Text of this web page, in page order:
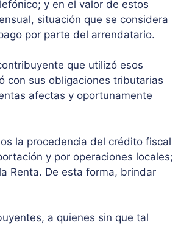
y en el valor de estos
situación que se considera
por parte del arrendatario.
que utilizó esos
con sus obligaciones tributarias
afectas y oportunamente
la procedencia del crédito fiscal
y por operaciones locales;
Renta. De esta forma, brindar
a quienes sin que tal